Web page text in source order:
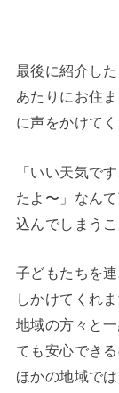
最後に紹介し
あたりにお住
に声をかけて
「いい天気で
たよ〜」なん
込んでしまうこ
子どもたちを
しかけてくれま
地域の方々と
ても安心できる
ほかの地域で